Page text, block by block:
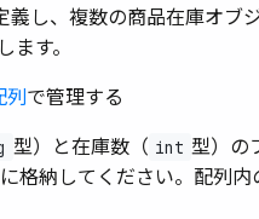
義し、複数の商品在庫オブ
す。
列で管理する
型）と在庫数（ int 型）の
格納してください。配列